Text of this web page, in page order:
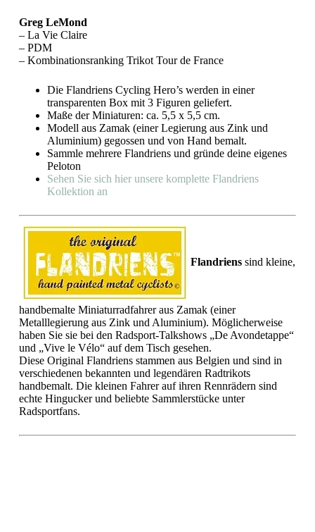
Greg LeMond
– La Vie Claire
– PDM
– Kombinationsranking Trikot Tour de France
Die Flandriens Cycling Hero’s werden in einer
transparenten Box mit 3 Figuren geliefert.
Maße der Miniaturen: ca. 5,5 x 5,5 cm.
Modell aus Zamak (einer Legierung aus Zink und
Aluminium) gegossen und von Hand bemalt.
Sammle mehrere Flandriens und gründe deine eigenes
Peloton
Sehen Sie sich hier unsere komplette Flandriens
Kollektion an
Flandrienssind kleine,
handbemalte Miniaturradfahrer aus Zamak (einer
Metalllegierung aus Zink und Aluminium). Möglicherweise
haben Sie sie bei den Radsport-Talkshows „De Avondetappe“
und „Vive le Vélo“ auf dem Tisch gesehen.
Diese Original Flandriens stammen aus Belgien und sind in
verschiedenen bekannten und legendären Radtrikots
handbemalt. Die kleinen Fahrer auf ihren Rennrädern sind
echte Hingucker und beliebte Sammlerstücke unter
Radsportfans.